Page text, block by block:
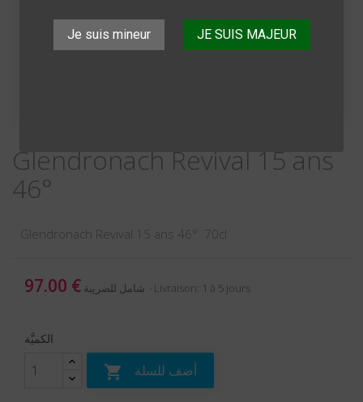
Je suis mineur JE SUIS MAJEUR
Glendronach Revival 15 ans
46°
Glendronach Revival 15 ans 46° 70cl
97.00 € Livraison: 1 à 5 jours
الكميَّة
 أضف للسلة